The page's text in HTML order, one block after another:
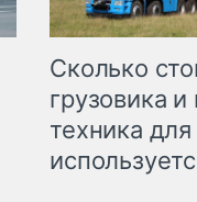
Сколько
грузовика и
техника для